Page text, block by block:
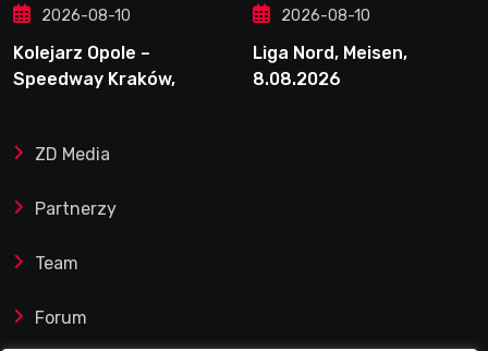
2026-08-10
Kolejarz Opole –
Speedway Kraków,
2026-08-10
Liga Nord, Meisen,
8.08.2026
ZD Media
Partnerzy
Team
Forum